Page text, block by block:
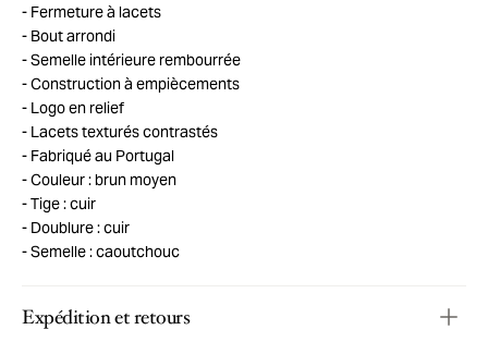
Fermeture à lacets
Bout arrondi
Semelle intérieure rembourrée
Construction à empiècements
Logo en relief
Lacets texturés contrastés
Fabriqué au Portugal
Couleur : brun moyen
Tige : cuir
Doublure : cuir
Semelle : caoutchouc
Expédition et retours